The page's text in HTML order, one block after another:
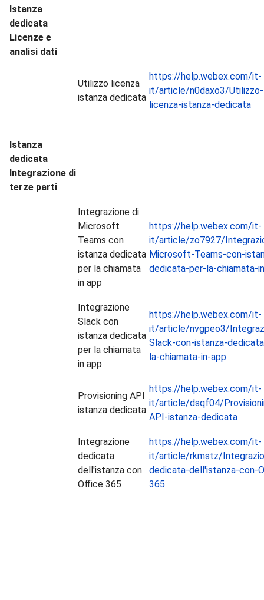
Istanza
dedicata
Licenze e
analisi dati
Utilizzo licenza
istanza dedicata
https://help.webex.com/it-
it/article/n0daxo3/Utilizzo-
licenza-istanza-dedicata
Istanza
dedicata
Integrazione di
terze parti
Integrazione di
Microsoft
Teams con
istanza dedicata
per la chiamata
in app
https://help.webex.com/it-
it/article/zo7927/
Microsoft-Teams-con-
dedicata-per-la-chiamata-
Integrazione
Slack con
istanza dedicata
per la chiamata
in app
https://help.webex.com/it-
it/article/nvgpeo3/
Slack-con-istanza-
la-chiamata-in-app
Provisioning API
istanza dedicata
https://help.webex.com/it-
it/article/dsqf04/
API-istanza-dedicata
Integrazione
dedicata
dell'istanza con
Office 365
https://help.webex.com/it-
it/article/rkmstz/
dedicata-dell'istanza-con-
365